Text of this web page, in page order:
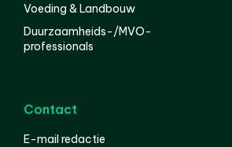
Voeding & Landbouw
Duurzaamheids-/MVO-
professionals
Contact
E-mail redactie